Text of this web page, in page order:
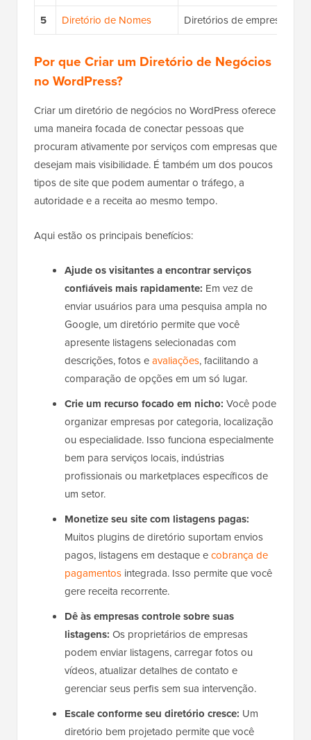
5 Diretório de Nomes Diretórios de empresas
Por que Criar um Diretório de Negócios
no WordPress?
Criar um diretório de negócios no WordPress oferece
uma maneira focada de conectar pessoas que
procuram ativamente por serviços com empresas que
desejam mais visibilidade. É também um dos poucos
tipos de site que podem aumentar o tráfego, a
autoridade e a receita ao mesmo tempo.
Aqui estão os principais benefícios:
Ajude os visitantes a encontrar serviços
confiáveis mais rapidamente: Em vez de
enviar usuários para uma pesquisa ampla no
Google, um diretório permite que você
apresente listagens selecionadas com
descrições, fotos eavaliações, facilitando a
comparação de opções em um só lugar.
Crie um recurso focado em nicho: Você pode
organizar empresas por categoria, localização
ou especialidade. Isso funciona especialmente
bem para serviços locais, indústrias
profissionais ou marketplaces específicos de
um setor.
Monetize seu site com listagens pagas:
Muitos plugins de diretório suportam envios
pagos, listagens em destaque ecobrança de
pagamentos integrada. Isso permite que você
gere receita recorrente.
Dê às empresas controle sobre suas
listagens: Os proprietários de empresas
podem enviar listagens, carregar fotos ou
vídeos, atualizar detalhes de contato e
gerenciar seus perfis sem sua intervenção.
Escale conforme seu diretório cresce: Um
diretório bem projetado permite que você